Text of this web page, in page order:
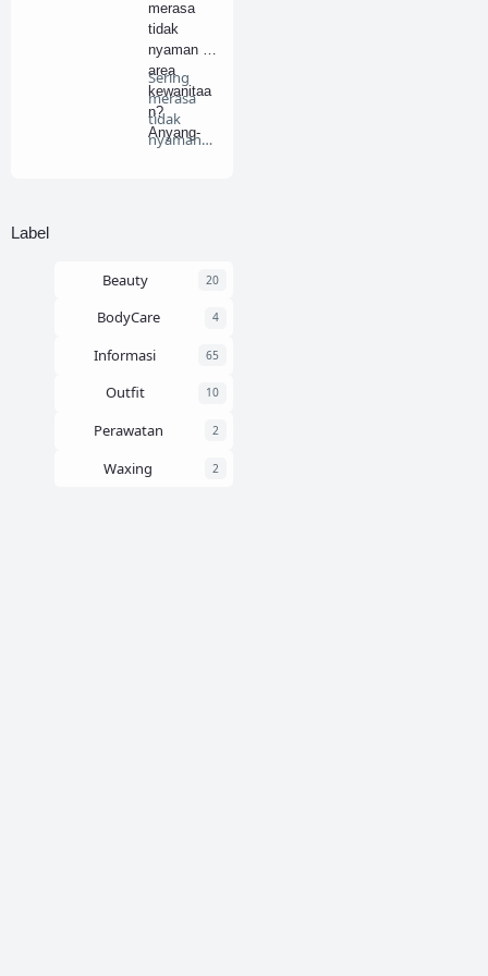
merasa
tidak
nyaman di
area
kewanitaa
n?
Anyang-
anyangan
u?
Sering
merasa
tidak
nyaman
Label
Beauty 20
BodyCare 4
Informasi 65
Outfit 10
Perawatan 2
Waxing 2